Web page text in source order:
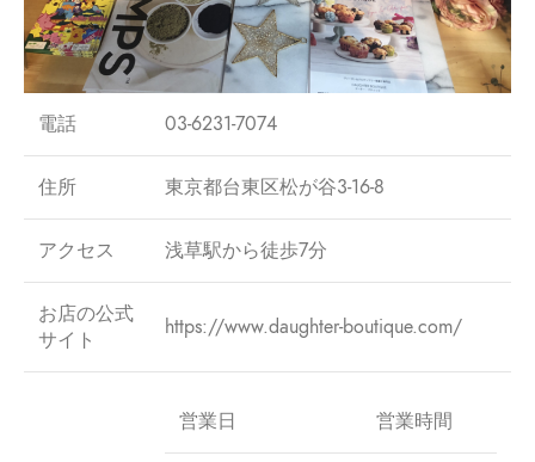
電話 03-6231-7074
住所 東京都台東区松が谷3-16-8
アクセス 浅草駅から徒歩7分
お店の公式
サイト
https://www.daughter-boutique.com/
営業日 営業時間